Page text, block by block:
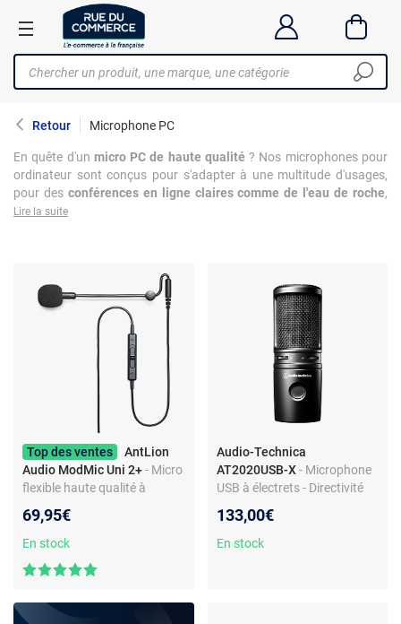
Retour Microphone PC
En quête d'un micro PC de haute qualité ? Nos microphones pour
ordinateur sont conçus pour s'adapter à une multitude d'usages,
pour des conférences en ligne claires comme de l'eau de roche,
des sessions de gaming immersives ou pour l'enregistrement de
votre voix, réduction de bruit pour isoler les sons indésirables et
compatibilité étendue avec les différents appareils. Parfait pour les
gamers, créateurs de contenu, ou professionnels en quête d'une
qualité audio supérieure,
le micro pour PC dévoilera rapidement
tout son potentiel
Lire la suite
Top des ventes
AntLion
Audio ModMic Uni 2+- Micro
flexible haute qualité à
un casque
69,95€
En stock
Audio-Technica
AT2020USB-X - Microphone
USB à électrets - Directivité
Sortie casque - PC/Mac
133,00€
En stock